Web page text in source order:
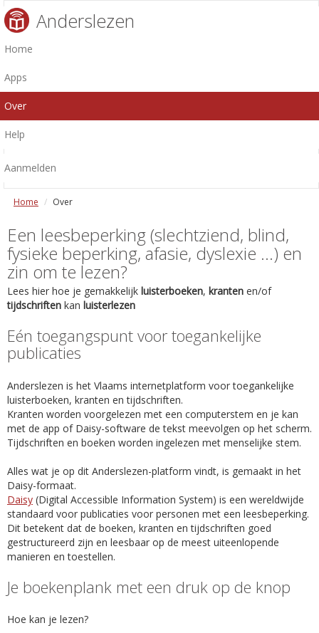
Anderslezen
Home
Apps
Over
Help
Aanmelden
Home Over
Een leesbeperking (slechtziend, blind,
fysieke beperking, afasie, dyslexie ...) en
zin om te lezen?
Lees hier hoe je gemakkelijk luisterboeken, kranten en/of
tijdschriften kan luisterlezen
Eén toegangspunt voor toegankelijke
publicaties
Anderslezen is het Vlaams internetplatform voor toegankelijke
luisterboeken, kranten en tijdschriften.
Kranten worden voorgelezen met een computerstem en je kan
met de app of Daisy-software de tekst meevolgen op het scherm.
Tijdschriften en boeken worden ingelezen met menselijke stem.
Alles wat je op dit Anderslezen-platform vindt, is gemaakt in het
Daisy-formaat.
Daisy (Digital Accessible Information System) is een wereldwijde
standaard voor publicaties voor personen met een leesbeperking.
Dit betekent dat de boeken, kranten en tijdschriften goed
gestructureerd zijn en leesbaar op de meest uiteenlopende
manieren en toestellen.
Je boekenplank met een druk op de knop
Hoe kan je lezen?